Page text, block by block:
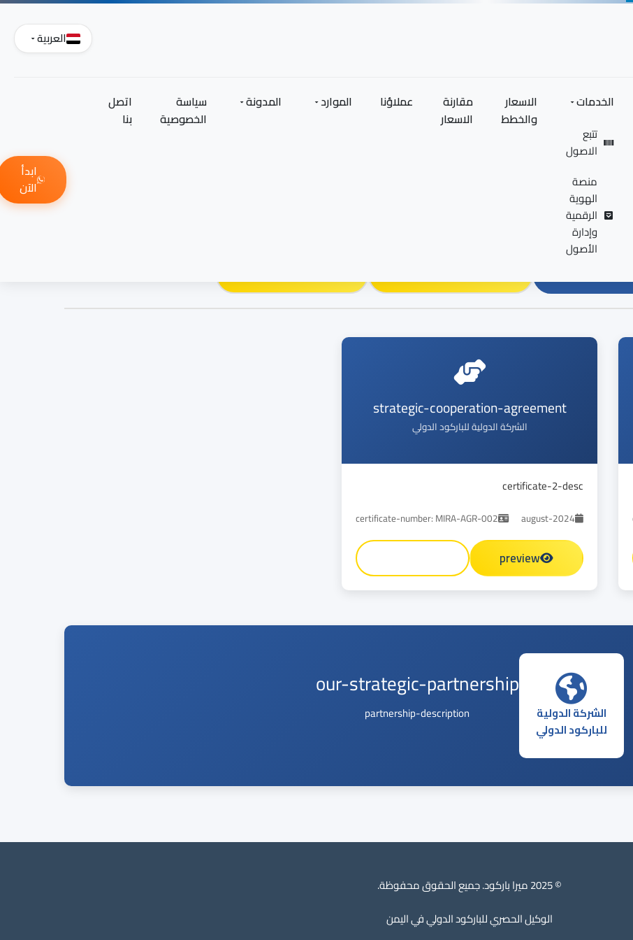
العربية
الخدمات
تتبع
الاصول
منصة
الهوية
الرقمية
وإدارة
الأصول
الاسعار
والخطط
مقارنة
الاسعار
عملاؤنا الموارد المدونة
سياسة
الخصوصية
اتصل
بنا
ابدأ
الآن
strategic-cooperation-agreement
الشركة الدولية للباركود الدولي
certificate-2-desc
august-2024
certificate-number: MIRA-AGR-002
preview
الشركة الدولية
للباركود الدولي
our-strategic-partnership
partnership-description
© 2025 ميرا باركود. جميع الحقوق محفوظة.
الوكيل الحصري للباركود الدولي في اليمن